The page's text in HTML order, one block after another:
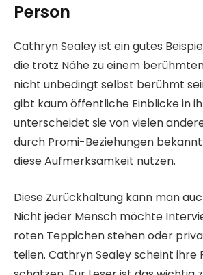
Person
Cathryn Sealey ist ein gutes
die trotz Nähe zu einem
nicht unbedingt selbst berühmt
gibt kaum öffentliche Einblicke in
unterscheidet sie von vielen
durch Promi-Beziehungen
diese Aufmerksamkeit nutzen.
Diese Zurückhaltung kann man
Nicht jeder Mensch möchte
roten Teppichen stehen oder
teilen. Cathryn Sealey scheint ihre